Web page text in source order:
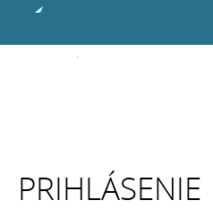
PRIHLÁSENIE